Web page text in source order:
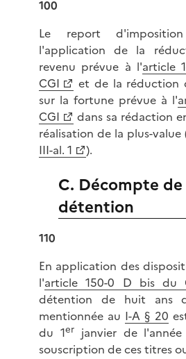
100
Le report
l'application de la
revenu prévue à l'article
CGI
et de la réduction
sur la fortune prévue à l'
CGI
dans sa rédaction
réalisation de la plus-value
III-al. 1
).
C. Décompte
détention
110
En application des
l'article 150-0 D bis du
détention de huit ans
mentionnée au I-A § 20
du 1erjanvier de
souscription de ces titres